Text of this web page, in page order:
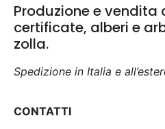
Produzione e vendita
certificate, alberi e
zolla.
Spedizione in Italia e
CONTATTI